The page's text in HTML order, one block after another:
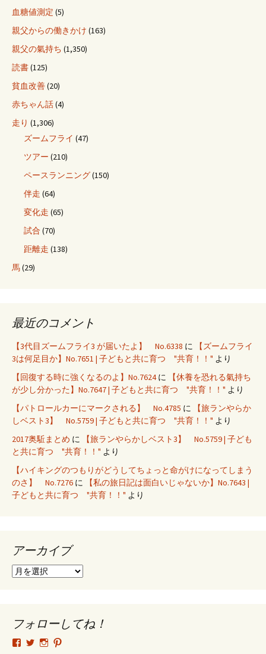
血糖値測定 (5)
親父からの働きかけ (163)
親父の氣持ち (1,350)
読書(125)
貧血改善(20)
赤ちゃん話(4)
走り (1,306)
ズームフライ (47)
ツアー (210)
ペースランニング(150)
伴走 (64)
変化走 (65)
試合 (70)
距離走 (138)
馬(29)
最近のコメント
【3代目ズームフライ3 が届いたよ】 No.6338 に
【ズームフライ
3は何足目か】No.7651 | 子どもと共に育つ "共育！！" より
【回復する時に強くなるのよ】No.7624に
【休養を恐れる氣持ち
が少し分かった】No.7647 | 子どもと共に育つ "共育！！" より
【パトロールカーにマークされる】 No.4785 に
【旅ランやらか
しベスト3】 No.5759 | 子どもと共に育つ "共育！！" より
2017奥駈まとめ に
【旅ランやらかしベスト3】 No.5759 | 子ども
と共に育つ "共育！！" より
【ハイキングのつもりがどうしてちょっと命がけになってしまう
のさ】 No.7276 に
【私の旅日記は面白いじゃないか】No.7643 |
子どもと共に育つ "共育！！" より
アーカイブ
ア
ブ
フォローしてね！
tsutomu.hattori.33
SottakuninMoai
tsutomu.hattori.33